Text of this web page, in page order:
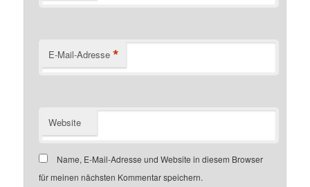
E-Mail-Adresse *
Website
Name, E-Mail-Adresse und Website in diesem Browser
für meinen nächsten Kommentar speichern.